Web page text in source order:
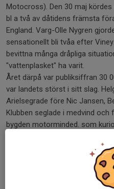
Motocross). Den 30 maj
bl a två av dåtidens främsta
England. Varg-Olle Nygren
sensationellt bli tvåa efter
bevittna många dråpliga
"vattenplasket" ha varit.
Året därpå var publiksiffran 30
var landets störst i sitt slag.
Arielsegrade före Nic Jansen,
Klubben seglade i medvind och
bygden motorminded. som
st tågbiljetter till Värnamo från
Dan Forsberg från Vaggeryd
nå internationell rycktbarhet.
isbanetävlingarna på Prostsjön